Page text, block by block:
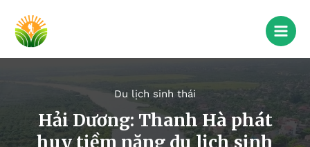
Du lịch sinh thái
Hải Dương: Thanh Hà phát
huy tiềm năng du lịch sinh